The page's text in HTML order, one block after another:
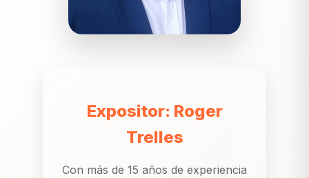
Expositor: Roger
Trelles
Con más de 15 años de experiencia